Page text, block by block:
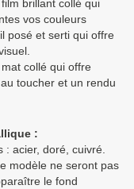
brillant collé qui
vos couleurs
posé et serti qui offre
collé qui offre
toucher et un rendu
:
: acier, doré, cuivré.
modèle ne seront pas
le fond